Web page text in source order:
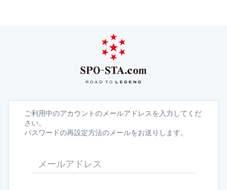
ご利用中のアカウントのメールアドレスを入力してくだ
さい。
パスワードの再設定方法のメールをお送りします。